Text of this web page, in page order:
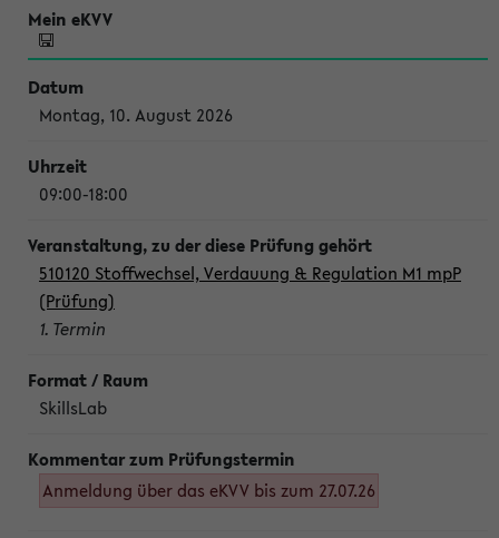
Montag, 10. August 2026
09:00-18:00
510120 Stoffwechsel, Verdauung & Regulation M1 mpP
(Prüfung)
1. Termin
SkillsLab
Anmeldung über das eKVV bis zum 27.07.26